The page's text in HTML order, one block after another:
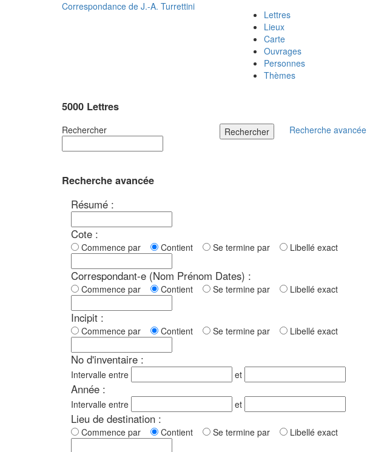
Correspondance de J.-A. Turrettini
Lettres
Lieux
Carte
Ouvrages
Personnes
Thèmes
5000 Lettres
Rechercher Rechercher Recherche avancée
Recherche avancée
Résumé :
Cote :
Commence par Contient Se termine par Libellé exact
Correspondant-e (Nom Prénom Dates) :
Commence par Contient Se termine par Libellé exact
Incipit :
Commence par Contient Se termine par Libellé exact
No d'inventaire :
Intervalle entre et
Année :
Intervalle entre et
Lieu de destination :
Commence par Contient Se termine par Libellé exact